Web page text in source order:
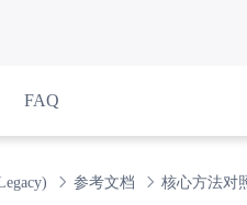
FAQ
参考文档 核心方法对